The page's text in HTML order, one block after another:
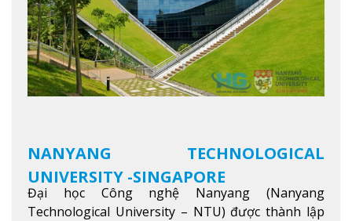
NANYANG TECHNOLOGICAL
UNIVERSITY -SINGAPORE
Đại học Công nghệ Nanyang (Nanyang
Technological University – NTU) được thành lập